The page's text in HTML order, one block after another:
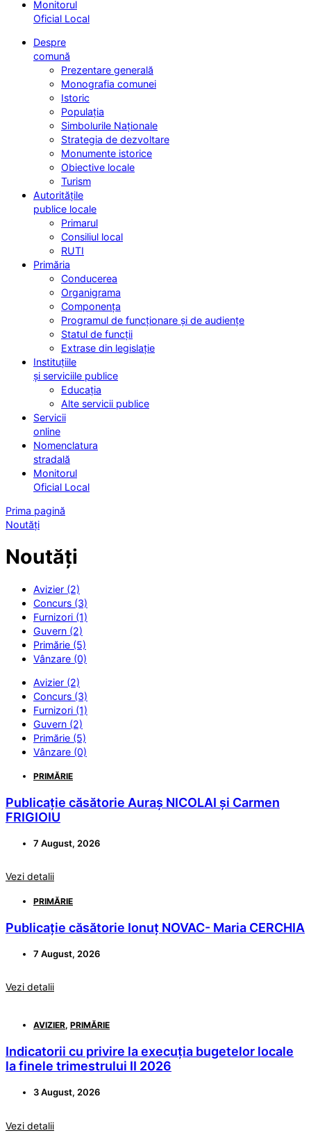
Monitorul
Oficial Local
Despre
comună
Prezentare generală
Monografia comunei
Istoric
Populația
Simbolurile Naționale
Strategia de dezvoltare
Monumente istorice
Obiective locale
Turism
Autoritățile
publice locale
Primarul
Consiliul local
RUTI
Primăria
Conducerea
Organigrama
Componența
Programul de funcționare și de audiențe
Statul de funcții
Extrase din legislație
Instituțiile
și serviciile publice
Educația
Alte servicii publice
Servicii
online
Nomenclatura
stradală
Monitorul
Oficial Local
Prima pagină
Noutăți
Noutăți
Avizier (2)
Concurs (3)
Furnizori (1)
Guvern (2)
Primărie (5)
Vânzare (0)
Avizier (2)
Concurs (3)
Furnizori (1)
Guvern (2)
Primărie (5)
Vânzare (0)
PRIMĂRIE
Publicație căsătorie Auraș NICOLAI și Carmen
FRIGIOIU
7 August, 2026
Vezi detalii
PRIMĂRIE
Publicație căsătorie Ionuț NOVAC- Maria CERCHIA
7 August, 2026
Vezi detalii
AVIZIER, PRIMĂRIE
Indicatorii cu privire la execuția bugetelor locale
la finele trimestrului II 2026
3 August, 2026
Vezi detalii